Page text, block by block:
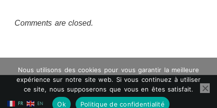
Comments are closed.
FR EN
Nous utilisons des cookies pour vous garantir la meilleure
expérience sur notre site web. Si vous continuez à utiliser
ce site, nous supposerons que vous en êtes satisfait.
Ok
Politique de confidentialité